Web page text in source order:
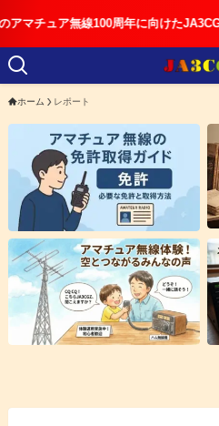
チュア無線100周年に向けたJA3CGZの
ホーム レポート